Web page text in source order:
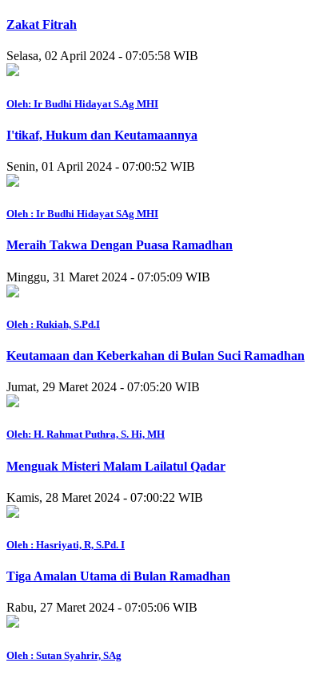
Zakat Fitrah
Selasa, 02 April 2024 - 07:05:58 WIB
Oleh: Ir Budhi Hidayat S.Ag MHI
I'tikaf, Hukum dan Keutamaannya
Senin, 01 April 2024 - 07:00:52 WIB
Oleh : Ir Budhi Hidayat SAg MHI
Meraih Takwa Dengan Puasa Ramadhan
Minggu, 31 Maret 2024 - 07:05:09 WIB
Oleh : Rukiah, S.Pd.I
Keutamaan dan Keberkahan di Bulan Suci Ramadhan
Jumat, 29 Maret 2024 - 07:05:20 WIB
Oleh: H. Rahmat Puthra, S. Hi, MH
Menguak Misteri Malam Lailatul Qadar
Kamis, 28 Maret 2024 - 07:00:22 WIB
Oleh : Hasriyati, R, S.Pd. I
Tiga Amalan Utama di Bulan Ramadhan
Rabu, 27 Maret 2024 - 07:05:06 WIB
Oleh : Sutan Syahrir, SAg